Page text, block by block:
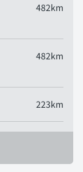
482km
482km
223km